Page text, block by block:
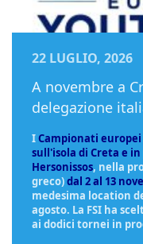
22 LUGLIO, 2026
A novembre a
delegazione
ICampionati europei
sull'isola di Creta e
Hersonissos, nella
greco)dal 2 al 13
medesima location
agosto. La FSI ha
ai dodici tornei in